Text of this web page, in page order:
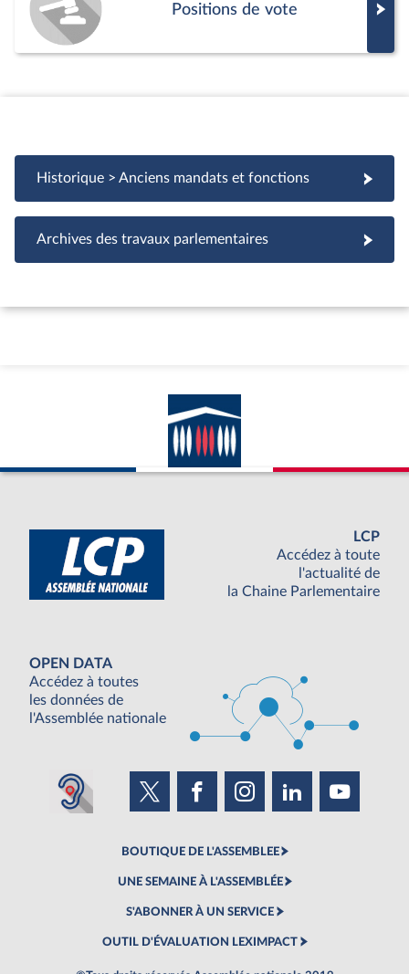
Positions de vote
Historique > Anciens mandats et fonctions
Archives des travaux parlementaires
LCP
Accédez à toute
l'actualité de
la Chaine Parlementaire
OPEN DATA
Accédez à toutes
les données de
l'Assemblée nationale
BOUTIQUE DE L'ASSEMBLEE
UNE SEMAINE À L'ASSEMBLÉE
S'ABONNER À UN SERVICE
OUTIL D'ÉVALUATION LEXIMPACT